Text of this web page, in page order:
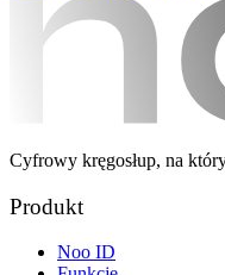
Cyfrowy kręgosłup, na
Produkt
Noo ID